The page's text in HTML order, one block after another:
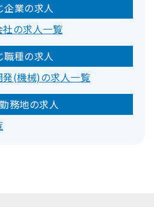
企業の求人
の求人一覧
職種の求人
(機械)の求人一覧
務地の求人